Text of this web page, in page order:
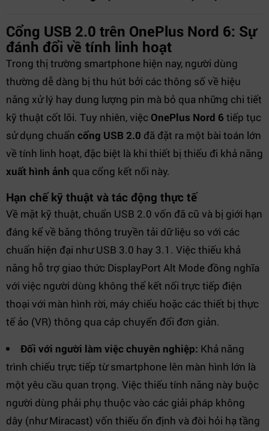
Cổng USB 2.0 trên OnePlus Nord 6: Sự
đánh đổi về tính linh hoạt
Trong thị trường smartphone hiện nay, người dùng
thường dễ dàng bị thu hút bởi các thông số về hiệu
năng xử lý hay dung lượng pin mà bỏ qua những chi tiết
kỹ thuật cốt lõi. Tuy nhiên, việc OnePlus Nord 6 tiếp tục
sử dụng chuẩn cổng USB 2.0 đã đặt ra một bài toán lớn
về tính linh hoạt, đặc biệt là khi thiết bị thiếu đi khả năng
xuất hình ảnh qua cổng kết nối này.
Hạn chế kỹ thuật và tác động thực tế
Về mặt kỹ thuật, chuẩn USB 2.0 vốn đã cũ và bị giới hạn
đáng kể về băng thông truyền tải dữ liệu so với các
chuẩn hiện đại như USB 3.0 hay 3.1. Việc thiếu khả
năng hỗ trợ giao thức DisplayPort Alt Mode đồng nghĩa
với việc người dùng không thể kết nối trực tiếp điện
thoại với màn hình rời, máy chiếu hoặc các thiết bị thực
tế ảo (VR) thông qua cáp chuyển đổi đơn giản.
Đối với người làm việc chuyên nghiệp: Khả năng
trình chiếu trực tiếp từ smartphone lên màn hình lớn là
một yêu cầu quan trọng. Việc thiếu tính năng này buộc
người dùng phải phụ thuộc vào các giải pháp không
dây (như Miracast) vốn thiếu ổn định và đòi hỏi hạ tầng